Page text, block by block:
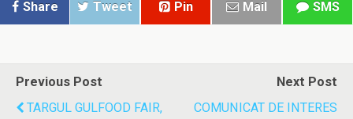
Share Tweet Pin Mail SMS
Previous Post
TARGUL GULFOOD FAIR,
Next Post
COMUNICAT DE INTERES